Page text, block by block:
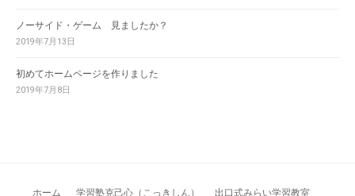
ノーサイド・ゲーム 見ましたか？
2019年7月13日
初めてホームページを作りました
2019年7月8日
ホーム 学習塾克己心（こっきしん） 出口式みらい学習教室